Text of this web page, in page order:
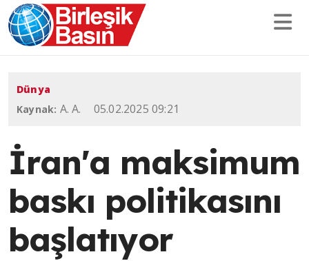
Dünya
Kaynak: A. A. 05.02.2025 09:21
İran'a maksimum
baskı politikasını
başlatıyor